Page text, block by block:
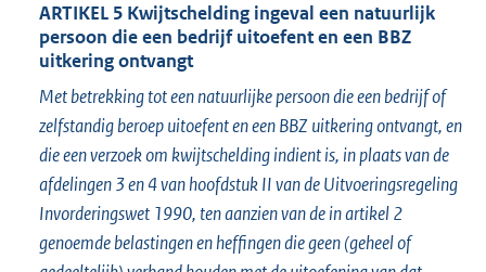
ARTIKEL 5 Kwijtschelding ingeval een natuurlijk
persoon die een bedrijf uitoefent en een BBZ
uitkering ontvangt
Met betrekking tot een natuurlijke persoon die een bedrijf of
zelfstandig beroep uitoefent en een BBZ uitkering ontvangt, en
die een verzoek om kwijtschelding indient is, in plaats van de
afdelingen 3 en 4 van hoofdstuk II van de Uitvoeringsregeling
Invorderingswet 1990, ten aanzien van de in artikel 2
genoemde belastingen en heffingen die geen (geheel of